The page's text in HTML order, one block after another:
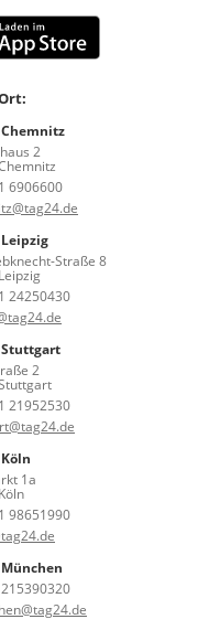
Chemnitz
2
6906600
Leipzig
Straße 8
24250430
Stuttgart
2
21952530
1a
98651990
München